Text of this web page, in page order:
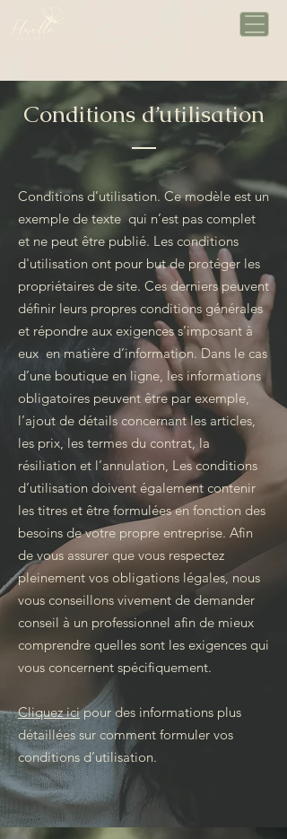
Conditions d’utilisation
Conditions d’utilisation. Ce modèle est un
exemple de texte qui n’est pas complet
et ne peut être publié. Les conditions
d'utilisation ont pour but de protéger les
propriétaires de site. Ces derniers peuvent
définir leurs propres conditions générales
et répondre aux exigences s’imposant à
eux en matière d’information. Dans le cas
d’une boutique en ligne, les informations
obligatoires peuvent être par exemple,
l’ajout de détails concernant les articles,
les prix, les termes du contrat, la
résiliation et l’annulation, Les conditions
d’utilisation doivent également contenir
les titres et être formulées en fonction des
besoins de votre propre entreprise. Afin
de vous assurer que vous respectez
pleinement vos obligations légales, nous
vous conseillons vivement de demander
conseil à un professionnel afin de mieux
comprendre quelles sont les exigences qui
vous concernent spécifiquement.
Cliquez icipour des informations plus
détaillées sur comment formuler vos
conditions d’utilisation.